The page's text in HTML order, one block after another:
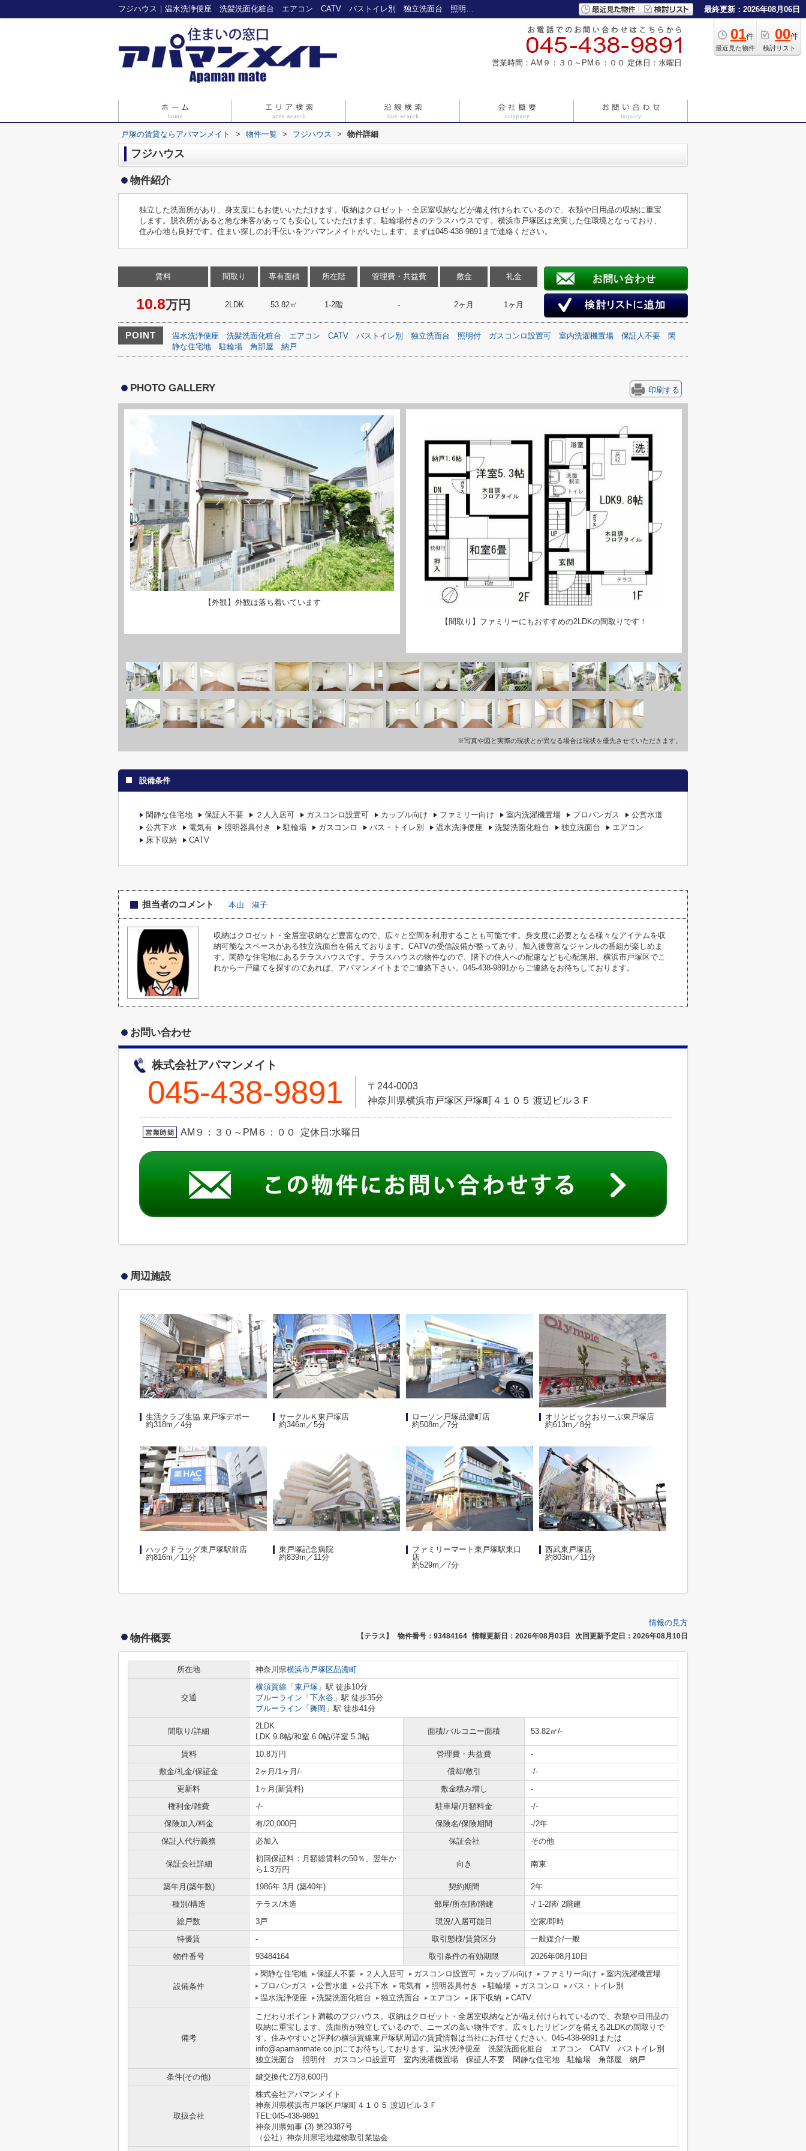
フジハウス｜温水洗浄便座 洗髪洗面化粧台 エアコン CATV バストイレ別 独立洗面台 照明付 ガスコンロ設置可 室内洗濯機置場 保証人不要 閑静な住宅地 駐輪場 角部屋 納戸｜戸塚の賃貸情報ならアパマンメイトへ 最終更新：2026年08月06日
01件
最近見た物件
00件
検討リスト
営業時間：AM９：３０～PM６：００ 定休日：水曜日
戸塚の賃貸ならアパマンメイト > 物件一覧 > フジハウス > 物件詳細
フジハウス
物件紹介
独立した洗面所があり、身支度にもお使いいただけます。収納はクロゼット・全居室収納などが備え付けられているので、衣類や日用品の収納に重宝
します。脱衣所があると急な来客があっても安心していただけます。駐輪場付きのテラスハウスです。横浜市戸塚区は充実した住環境となっており、
住み心地も良好です。住まい探しのお手伝いをアパマンメイトがいたします。まずは045-438-9891まで連絡ください。
賃料
10.8万円
間取り
2LDK
専有面積
53.82㎡
所在階
1-2階
管理費・共益費
-
敷金
2ヶ月
礼金
1ヶ月
POINT 温水洗浄便座 洗髪洗面化粧台 エアコン CATV バストイレ別 独立洗面台 照明付 ガスコンロ設置可 室内洗濯機置場 保証人不要
閑
静な住宅地
駐輪場 角部屋 納戸
PHOTO GALLERY 印刷する
【外観】外観は落ち着いています
【間取り】ファミリーにもおすすめの2LDKの間取りです！
※写真や図と実際の現状とが異なる場合は現状を優先させていただきます。
設備条件
閑静な住宅地 保証人不要 ２人入居可 ガスコンロ設置可 カップル向け ファミリー向け 室内洗濯機置場 プロパンガス
公営水道
公共下水
電気有 照明器具付き 駐輪場 ガスコンロ バス・トイレ別 温水洗浄便座 洗髪洗面化粧台 独立洗面台
エアコン
床下収納
CATV
担当者のコメント 本山 淑子
収納はクロゼット・全居室収納など豊富なので、広々と空間を利用することも可能です。身支度に必要となる様々なアイテムを収
納可能なスペースがある独立洗面台を備えております。CATVの受信設備が整ってあり、加入後豊富なジャンルの番組が楽しめま
す。閑静な住宅地にあるテラスハウスです。テラスハウスの物件なので、階下の住人への配慮なども心配無用。横浜市戸塚区でこ
れから一戸建てを探すのであれば、アパマンメイトまでご連絡下さい。045-438-9891からご連絡をお待ちしております。
お問い合わせ
株式会社アパマンメイト
045-438-9891
〒244-0003
神奈川県横浜市戸塚区戸塚町４１０５ 渡辺ビル３Ｆ
AM９：３０～PM６：００ 定休日:水曜日
周辺施設
生活クラブ生協 東戸塚デポー
約318m／4分
サークルＫ東戸塚店
約346m／5分
ローソン戸塚品濃町店
約508m／7分
オリンピックおりーぶ東戸塚店
約613m／8分
ハックドラッグ東戸塚駅前店
約816m／11分
東戸塚記念病院
約839m／11分
ファミリーマート東戸塚駅東口
店
約529m／7分
西武東戸塚店
約803m／11分
情報の見方
物件概要 【テラス】 物件番号：93484164 情報更新日：2026年08月03日 次回更新予定日：2026年08月10日
所在地 神奈川県横浜市戸塚区品濃町
交通
横須賀線 「 東戸塚 」駅 徒歩10分
ブルーライン 「 下永谷 」駅 徒歩35分
ブルーライン 「 舞岡 」駅 徒歩41分
間取り/詳細
2LDK
LDK 9.8帖/和室 6.0帖/洋室 5.3帖
面積/バルコニー面積 53.82㎡/-
賃料 10.8万円 管理費・共益費
-
敷金/礼金/保証金
2ヶ月/1ヶ月/- 償却/敷引
-/-
更新料
1ヶ月(新賃料) 敷金積み増し
-
権利金/雑費
-/- 駐車場/月額料金
-/-
保険加入/料金
有/20,000円 保険名/保険期間
-/2年
保証人代行義務
必加入 保証会社 その他
保証会社詳細
初回保証料：月額総賃料の50％、翌年か
ら1.3万円
向き 南東
築年月(築年数) 1986年 3月 (築40年) 契約期間
2年
種別/構造
テラス/木造 部屋/所在階/階建
-/ 1-2階/ 2階建
総戸数
3戸 現況/入居可能日
空家/即時
特優賃
- 取引態様/賃貸区分
一般媒介/一般
物件番号
93484164 取引条件の有効期限 2026年08月10日
設備条件
閑静な住宅地 保証人不要 ２人入居可 ガスコンロ設置可 カップル向け ファミリー向け
室内洗濯機置場
プロパンガス
公営水道 公共下水 電気有 照明器具付き 駐輪場 ガスコンロ
バス・トイレ別
温水洗浄便座
洗髪洗面化粧台 独立洗面台 エアコン 床下収納 CATV
備考
こだわりポイント満載のフジハウス。収納はクロゼット・全居室収納などが備え付けられているので、衣類や日用品の
収納に重宝します。洗面所が独立しているので、ニーズの高い物件です。広々したリビングを備える2LDKの間取りで
す。住みやすいと評判の横須賀線東戸塚駅周辺の賃貸情報は当社にお任せください。045-438-9891または
info@apamanmate.co.jpにてお待ちしております。温水洗浄便座 洗髪洗面化粧台 エアコン CATV バストイレ別
独立洗面台 照明付 ガスコンロ設置可 室内洗濯機置場 保証人不要 閑静な住宅地 駐輪場 角部屋 納戸
条件(その他)
鍵交換代:2万8,600円
取扱会社
株式会社アパマンメイト
神奈川県横浜市戸塚区戸塚町４１０５ 渡辺ビル３Ｆ
TEL:045-438-9891
神奈川県知事 (3) 第29387号
（公社）神奈川県宅地建物取引業協会